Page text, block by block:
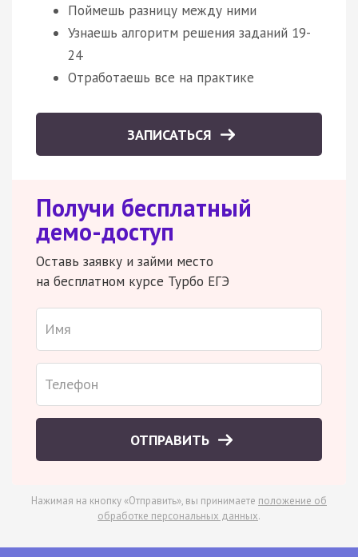
Поймешь разницу между ними
Узнаешь алгоритм решения заданий 19-
24
Отработаешь все на практике
ЗАПИСАТЬСЯ
Получи бесплатный
демо-доступ
Оставь заявку и займи место
на бесплатном курсе Турбо ЕГЭ
ОТПРАВИТЬ
Нажимая на кнопку «Отправить», вы принимаете положение об
обработке персональных данных.